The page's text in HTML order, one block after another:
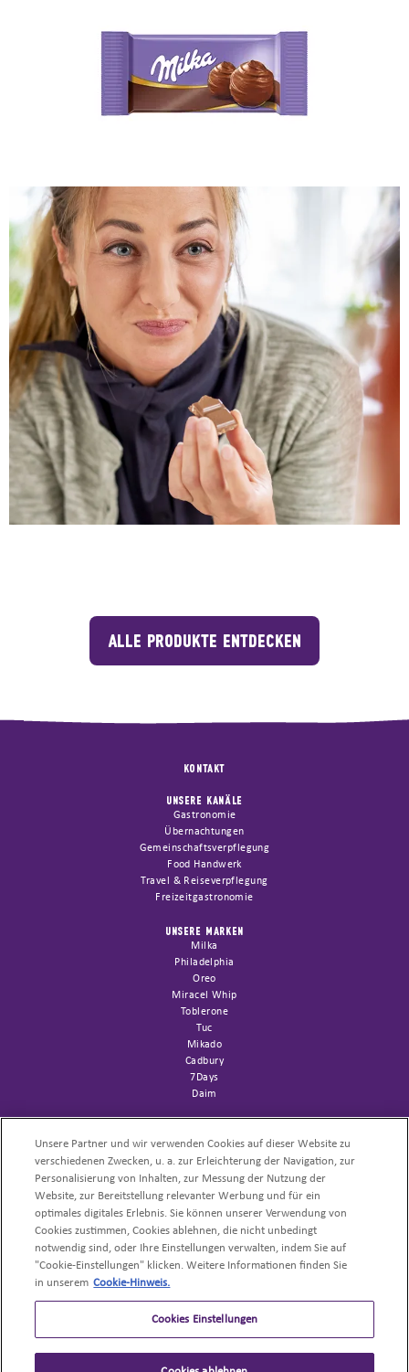
ALLE PRODUKTE ENTDECKEN
KONTAKT
UNSERE KANÄLE
Gastronomie
Übernachtungen
Gemeinschaftsverpflegung
Food Handwerk
Travel & Reiseverpflegung
Freizeitgastronomie
UNSERE MARKEN
Milka
Philadelphia
Oreo
Miracel Whip
Toblerone
Tuc
Mikado
Cadbury
7Days
Daim
Channelfolder
Sortimentsliste AFH
Trademark
NACHHALTIGKEIT
UNSERE PRODUKTE
PROFI-REZEPTE
Unsere Partner und wir verwenden Cookies auf dieser Website zu
verschiedenen Zwecken, u. a. zur Erleichterung der Navigation, zur
Personalisierung von Inhalten, zur Messung der Nutzung der
Website, zur Bereitstellung relevanter Werbung und für ein
optimales digitales Erlebnis. Sie können unserer Verwendung von
Cookies zustimmen, Cookies ablehnen, die nicht unbedingt
notwendig sind, oder Ihre Einstellungen verwalten, indem Sie auf
"Cookie-Einstellungen" klicken. Weitere Informationen finden Sie
in unserem Cookie-Hinweis.
Cookies Einstellungen